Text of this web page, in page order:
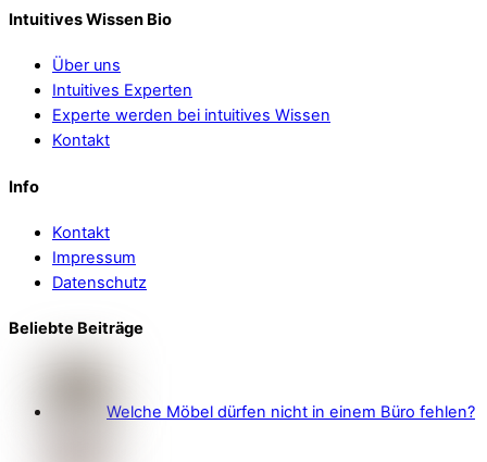
Intuitives Wissen Bio
Über uns
Intuitives Experten
Experte werden bei intuitives Wissen
Kontakt
Info
Kontakt
Impressum
Datenschutz
Beliebte Beiträge
Welche Möbel dürfen nicht in einem Büro fehlen?